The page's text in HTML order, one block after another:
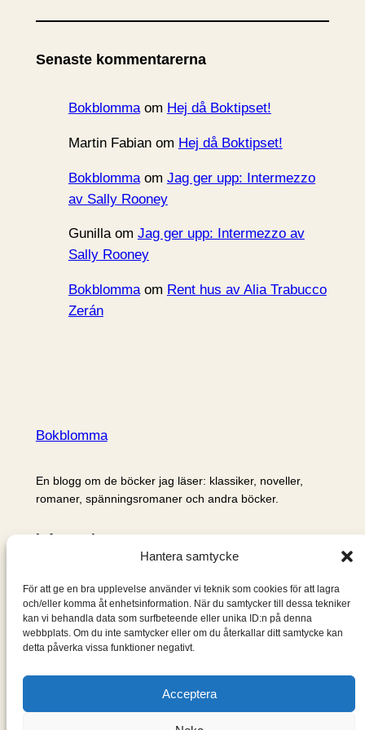
Hantera samtycke
För att ge en bra upplevelse använder vi teknik som cookies för att lagra
och/eller komma åt enhetsinformation. När du samtycker till dessa tekniker
kan vi behandla data som surfbeteende eller unika ID:n på denna
webbplats. Om du inte samtycker eller om du återkallar ditt samtycke kan
detta påverka vissa funktioner negativt.
Acceptera
k
v
Senaste kommentarerna
Bokblommaom Hej då Boktipset!
Martin Fabianom Hej då Boktipset!
Bokblommaom Jag ger upp: Intermezzo
av Sally Rooney
Gunillaom Jag ger upp: Intermezzo av
Sally Rooney
Bokblommaom Rent hus av Alia Trabucco
Zerán
Bokblomma
En blogg om de böcker jag läser: klassiker, noveller,
romaner, spänningsromaner och andra böcker.
Information
Om mig & om bloggen
S
ö
k